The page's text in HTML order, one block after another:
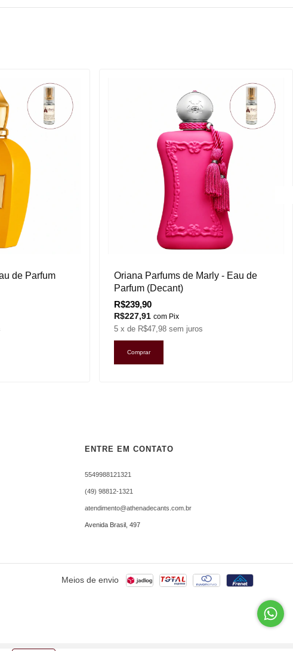
de Parfum
Oriana Parfums de Marly - Eau de
Parfum (Decant)
R$239,90
R$227,91com Pix
5 x de R$47,98 sem juros
Comprar
ENTRE EM CONTATO
5549988121321
(49) 98812-1321
atendimento@athenadecants.com.br
Avenida Brasil, 497